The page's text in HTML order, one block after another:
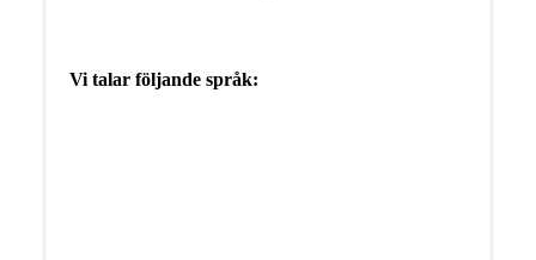
Vi talar följande språk: